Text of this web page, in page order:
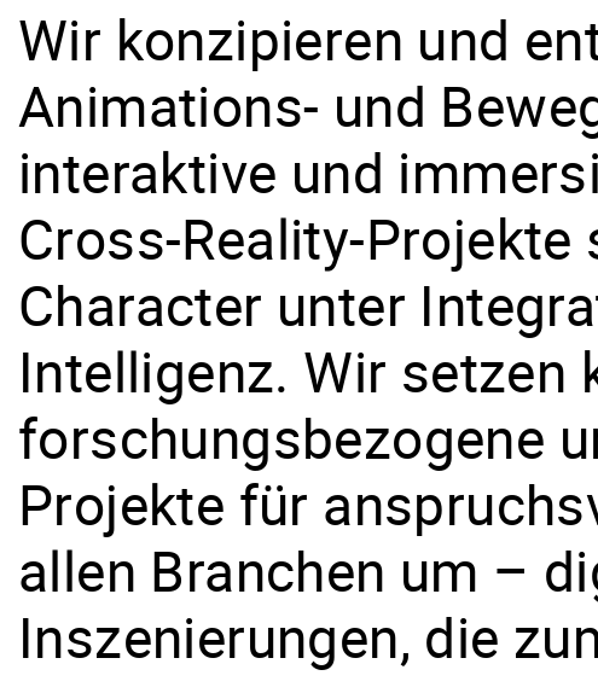
Wir konzipieren und
Animations- und
interaktive und
Cross-Reality-
Character unter
Intelligenz. Wir setzen
forschungsbezogene
Projekte für
allen Branchen um –
Inszenierungen, die